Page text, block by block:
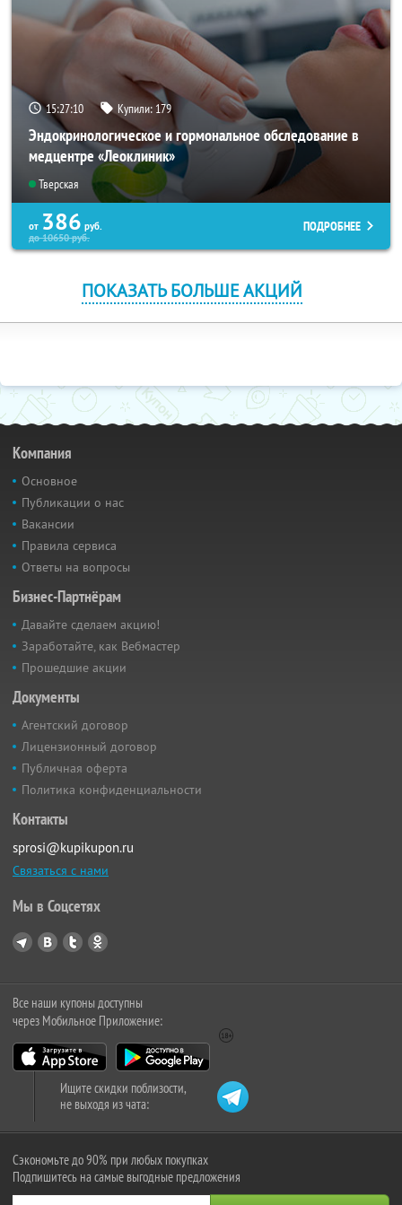
15:27:10 Купили: 179
Эндокринологическое и гормональное обследование в
медцентре «Леоклиник»
Тверская
от 386 руб.
до10650руб.
ПОДРОБНЕЕ
ПОКАЗАТЬ БОЛЬШЕ АКЦИЙ
Компания
Основное
Публикации о нас
Вакансии
Правила сервиса
Ответы на вопросы
Бизнес-Партнёрам
Давайте сделаем акцию!
Заработайте, как Вебмастер
Прошедшие акции
Документы
Агентский договор
Лицензионный договор
Публичная оферта
Политика конфиденциальности
Контакты
sprosi@kupikupon.ru
Связаться с нами
Мы в Соцсетях
Все наши купоны доступны
через Мобильное Приложение:
Ищите скидки поблизости,
не выходя из чата:
Сэкономьте до 90% при любых покупках
Подпишитесь на самые выгодные предложения